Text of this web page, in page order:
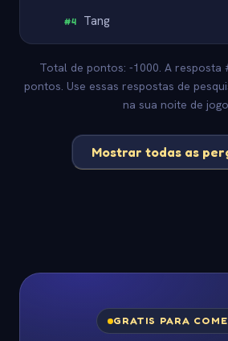
#4 Tang
Total de pontos: -1000. A resposta
pontos. Use essas respostas de
na sua noite de
Mostrar todas as
GRATIS PARA